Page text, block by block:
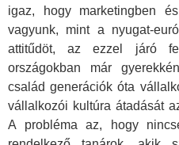
igaz, hogy marketingben
vagyunk, mint a nyugat-
attitűdöt, az ezzel járó
országokban már
család generációk óta
vállalkozói kultúra átadását
A probléma az, hogy